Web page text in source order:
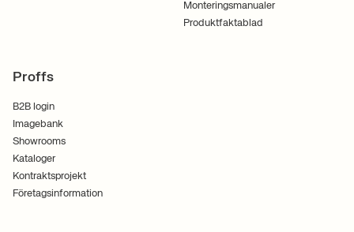
Monteringsmanualer
Produktfaktablad
Proffs
B2B login
Imagebank
Showrooms
Kataloger
Kontraktsprojekt
Företagsinformation